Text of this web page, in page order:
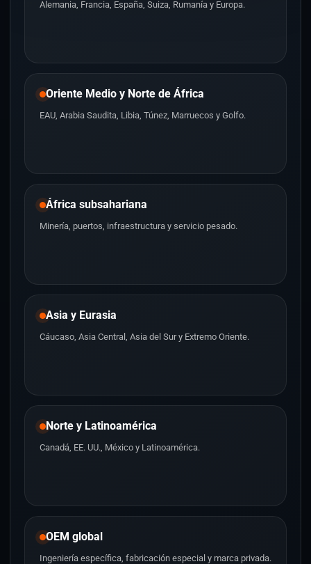
Alemania, Francia, España, Suiza, Rumanía y Europa.
Oriente Medio y Norte de África
EAU, Arabia Saudita, Libia, Túnez, Marruecos y Golfo.
África subsahariana
Minería, puertos, infraestructura y servicio pesado.
Asia y Eurasia
Cáucaso, Asia Central, Asia del Sur y Extremo Oriente.
Norte y Latinoamérica
Canadá, EE. UU., México y Latinoamérica.
OEM global
Ingeniería específica, fabricación especial y marca privada.